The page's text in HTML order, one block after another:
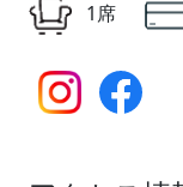
1席